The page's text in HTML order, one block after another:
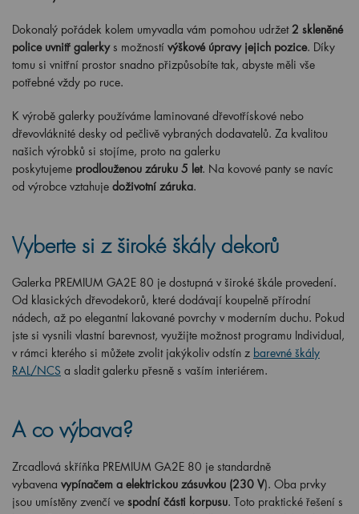
Dokonalý pořádek kolem umyvadla vám pomohou udržet 2 skleněné
police uvnitř galerky s možností výškové úpravy jejich pozice. Díky
tomu si vnitřní prostor snadno přizpůsobíte tak, abyste měli vše
potřebné vždy po ruce.
K výrobě galerky používáme laminované dřevotřískové nebo
dřevovláknité desky od pečlivě vybraných dodavatelů. Za kvalitou
našich výrobků si stojíme, proto na galerku
poskytujeme prodlouženou záruku 5 let. Na kovové panty se navíc
od výrobce vztahuje doživotní záruka.
Vyberte si z široké škály dekorů
Galerka PREMIUM GA2E 80 je dostupná v široké škále provedení.
Od klasických dřevodekorů, které dodávají koupelně přírodní
nádech, až po elegantní lakované povrchy v moderním duchu. Pokud
jste si vysnili vlastní barevnost, využijte možnost programu Individual,
v rámci kterého si můžete zvolit jakýkoliv odstín z barevné škály
RAL/NCS a sladit galerku přesně s vaším interiérem.
A co výbava?
Zrcadlová skříňka PREMIUM GA2E 80 je standardně
vybavena vypínačem a elektrickou zásuvkou (230 V). Oba prvky
jsou umístěny zvenčí ve spodní části korpusu. Toto praktické řešení s